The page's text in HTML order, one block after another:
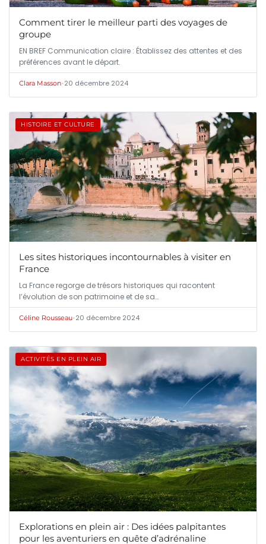
Comment tirer le meilleur parti des voyages de
groupe
EN BREF Communication claire : Établissez des attentes et des
préférences avant le départ.
Clara Masson•20 décembre 2024
HISTOIRE ET CULTURE
Les sites historiques incontournables à visiter en
France
La France regorge de trésors historiques qui racontent
l’évolution de son patrimoine et de sa…
Céline Rousseau•20 décembre 2024
ACTIVITÉS EN PLEIN AIR
Explorations en plein air : Des idées palpitantes
pour les aventuriers en quête d’adrénaline